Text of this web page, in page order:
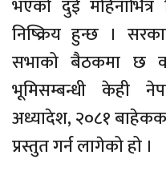
भएको दुई महिनाभित्र
निष्क्रिय हुन्छ ।
सभाको बैठकमा छ
भूमिसम्बन्धी केही
अध्यादेश, २०८१
प्रस्तुत गर्न लागेको हो ।